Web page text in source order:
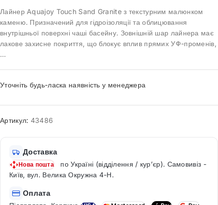
Лайнер Aquajoy Touch Sand Granite з текстурним малюнком
каменю. Призначений для гідроізоляції та облицювання
внутрішньої поверхні чаші басейну. Зовнішній шар лайнера має
лакове захисне покриття, що блокує вплив прямих УФ-променів,
…
Уточніть будь-ласка наявність у менеджера
Артикул: 43486
Доставка
Нова пошта
по Україні (відділення / кур’єр). Самовивіз -
Київ, вул. Велика Окружна 4-Н.
Оплата